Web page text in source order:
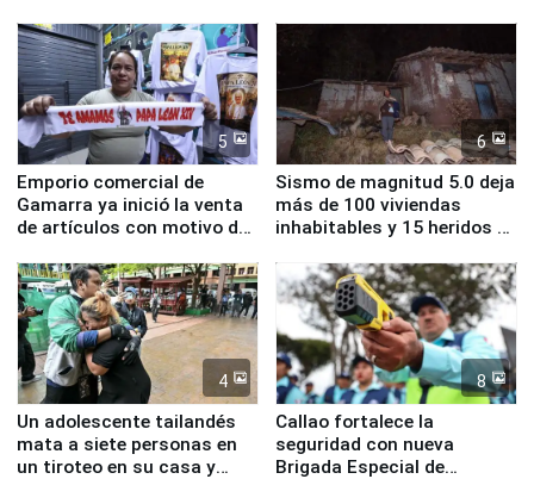
educación, salud y empleo
5
Emporio comercial de
Gamarra ya inició la venta
de artículos con motivo de
6
Sismo de magnitud 5.0 deja
más de 100 viviendas
inhabitables y 15 heridos en
4
Un adolescente tailandés
mata a siete personas en
un tiroteo en su casa y
8
Callao fortalece la
seguridad con nueva
Brigada Especial de